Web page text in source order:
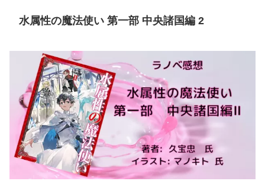
水属性の魔法使い 第一部 中央諸国編 2